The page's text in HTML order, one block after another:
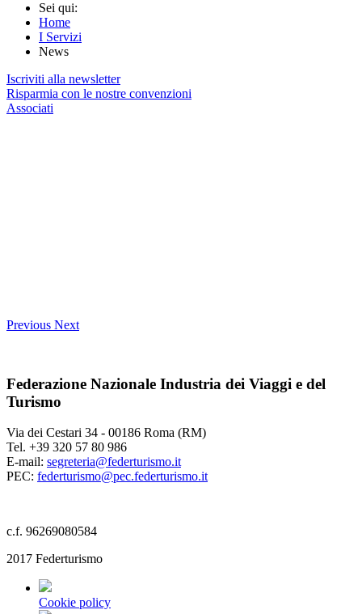
Sei qui:
Home
I Servizi
News
Iscriviti alla newsletter
Risparmia con le nostre convenzioni
Associati
Previous Next
Federazione Nazionale Industria dei Viaggi e del
Turismo
Via dei Cestari 34 - 00186 Roma (RM)
Tel. +39 320 57 80 986
E-mail: segreteria@federturismo.it
PEC: federturismo@pec.federturismo.it
c.f. 96269080584
2017 Federturismo
Cookie policy